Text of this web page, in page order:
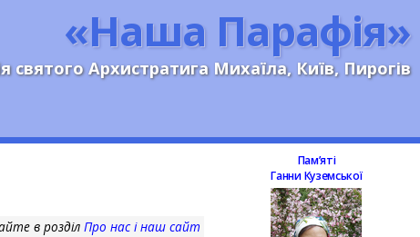
«Наша Парафія»
святого Архистратига Михаїла, Київ, Пирогів
в розділ Про нас і наш сайт
Памʼяті
Ганни Куземської